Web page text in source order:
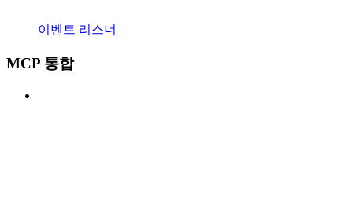
이벤트 리스너
MCP 통합